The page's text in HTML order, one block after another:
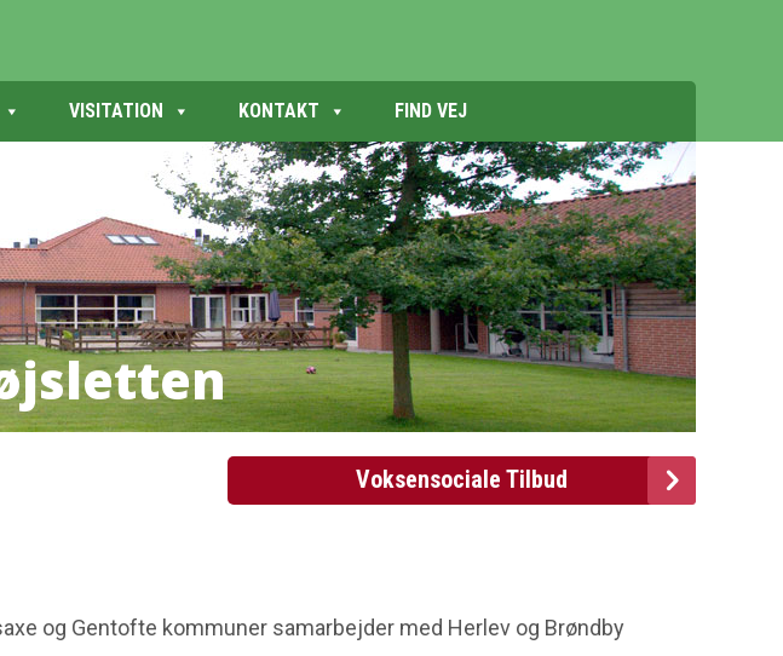
VISITATION KONTAKT FIND VEJ
jsletten
Voksensociale Tilbud
og Gentofte kommuner samarbejder med Herlev og Brøndby